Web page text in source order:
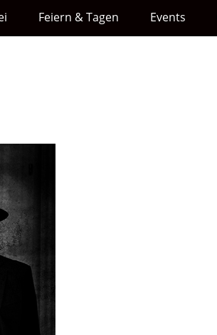
Feiern & Tagen Events